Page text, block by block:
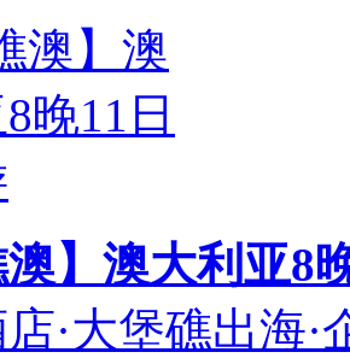
澳】澳大利亚8
·大堡礁出海